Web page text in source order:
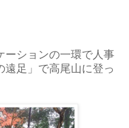
ーションの一環で人事
遠足」で高尾山に登っ